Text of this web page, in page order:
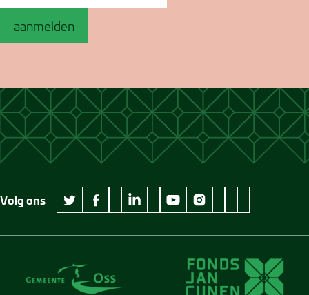
aanmelden
Volg ons
twitter Museum Jan Cunen
facebook Museum Jan Cunen
wikipedia Museum Jan Cunen
linkedin Museum Jan Cunen
googleplus Museum Jan Cunen
youtube Museum Jan Cunen
instagram Museum